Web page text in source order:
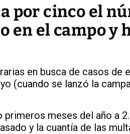
por cinco el
en el campo y
en busca de casos de
(cuando se lanzó la
meses del año a
y la cuantía de las